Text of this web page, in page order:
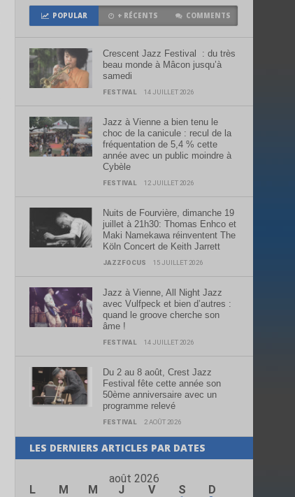
POPULAR + RÉCENTS COMMENTS
Crescent Jazz Festival : du très
beau monde à Mâcon jusqu’à
samedi
FESTIVAL 14 JUILLET 2026
Jazz à Vienne a bien tenu le
choc de la canicule : recul de la
fréquentation de 5,4 % cette
année avec un public moindre à
Cybèle
FESTIVAL 12 JUILLET 2026
Nuits de Fourvière, dimanche 19
juillet à 21h30: Thomas Enhco et
Maki Namekawa réinventent The
Köln Concert de Keith Jarrett
JAZZFOCUS 15 JUILLET 2026
Jazz à Vienne, All Night Jazz
avec Vulfpeck et bien d’autres :
quand le groove cherche son
âme !
FESTIVAL 14 JUILLET 2026
Du 2 au 8 août, Crest Jazz
Festival fête cette année son
50ème anniversaire avec un
programme relevé
FESTIVAL 2 AOÛT 2026
LES DERNIERS ARTICLES PAR DATES
août 2026
L
M M J V S
D